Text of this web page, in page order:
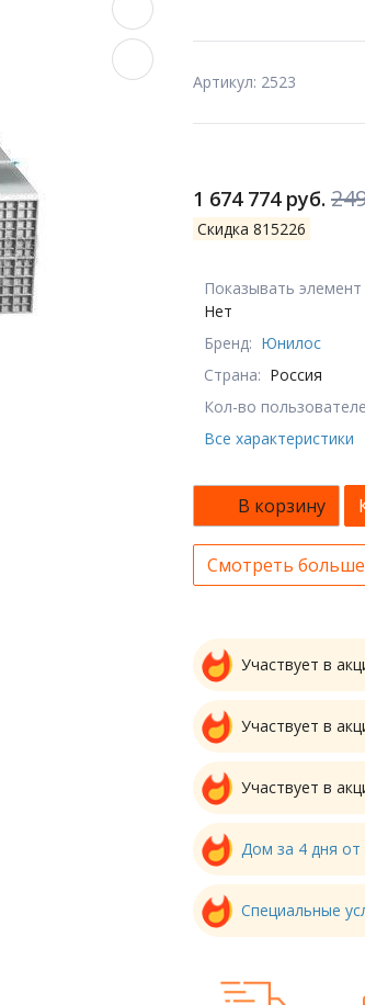
Артикул: 2523
1 674 774 руб.
Скидка 815226
Показывать
Нет
Бренд: Юнилос
Страна: Россия
Кол-во
Все характеристики
В корзину
Смотреть
Участвует в
Участвует в
Участвует в
Дом за 4 дня от
Специальные